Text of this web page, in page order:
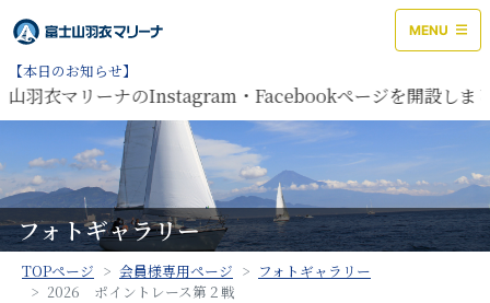
MENU
【本日のお知らせ】
リーナのInstagram・Facebookページを開設しました！ぜ
フォトギャラリー
TOPページ 会員様専用ページ
フォトギャラリー
2026 ポイントレース第２戦